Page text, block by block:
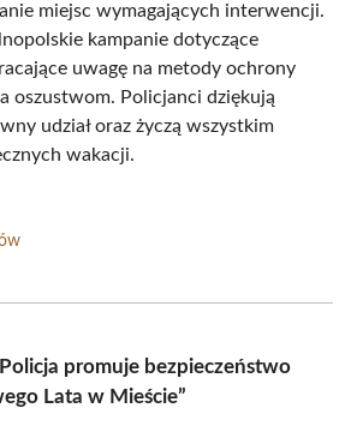
miejsc wymagających interwencji.
kampanie dotyczące
uwagę na metody ochrony
oszustwom. Policjanci dziękują
udział oraz życzą wszystkim
wakacji.
promuje bezpieczeństwo
Lata w Mieście”